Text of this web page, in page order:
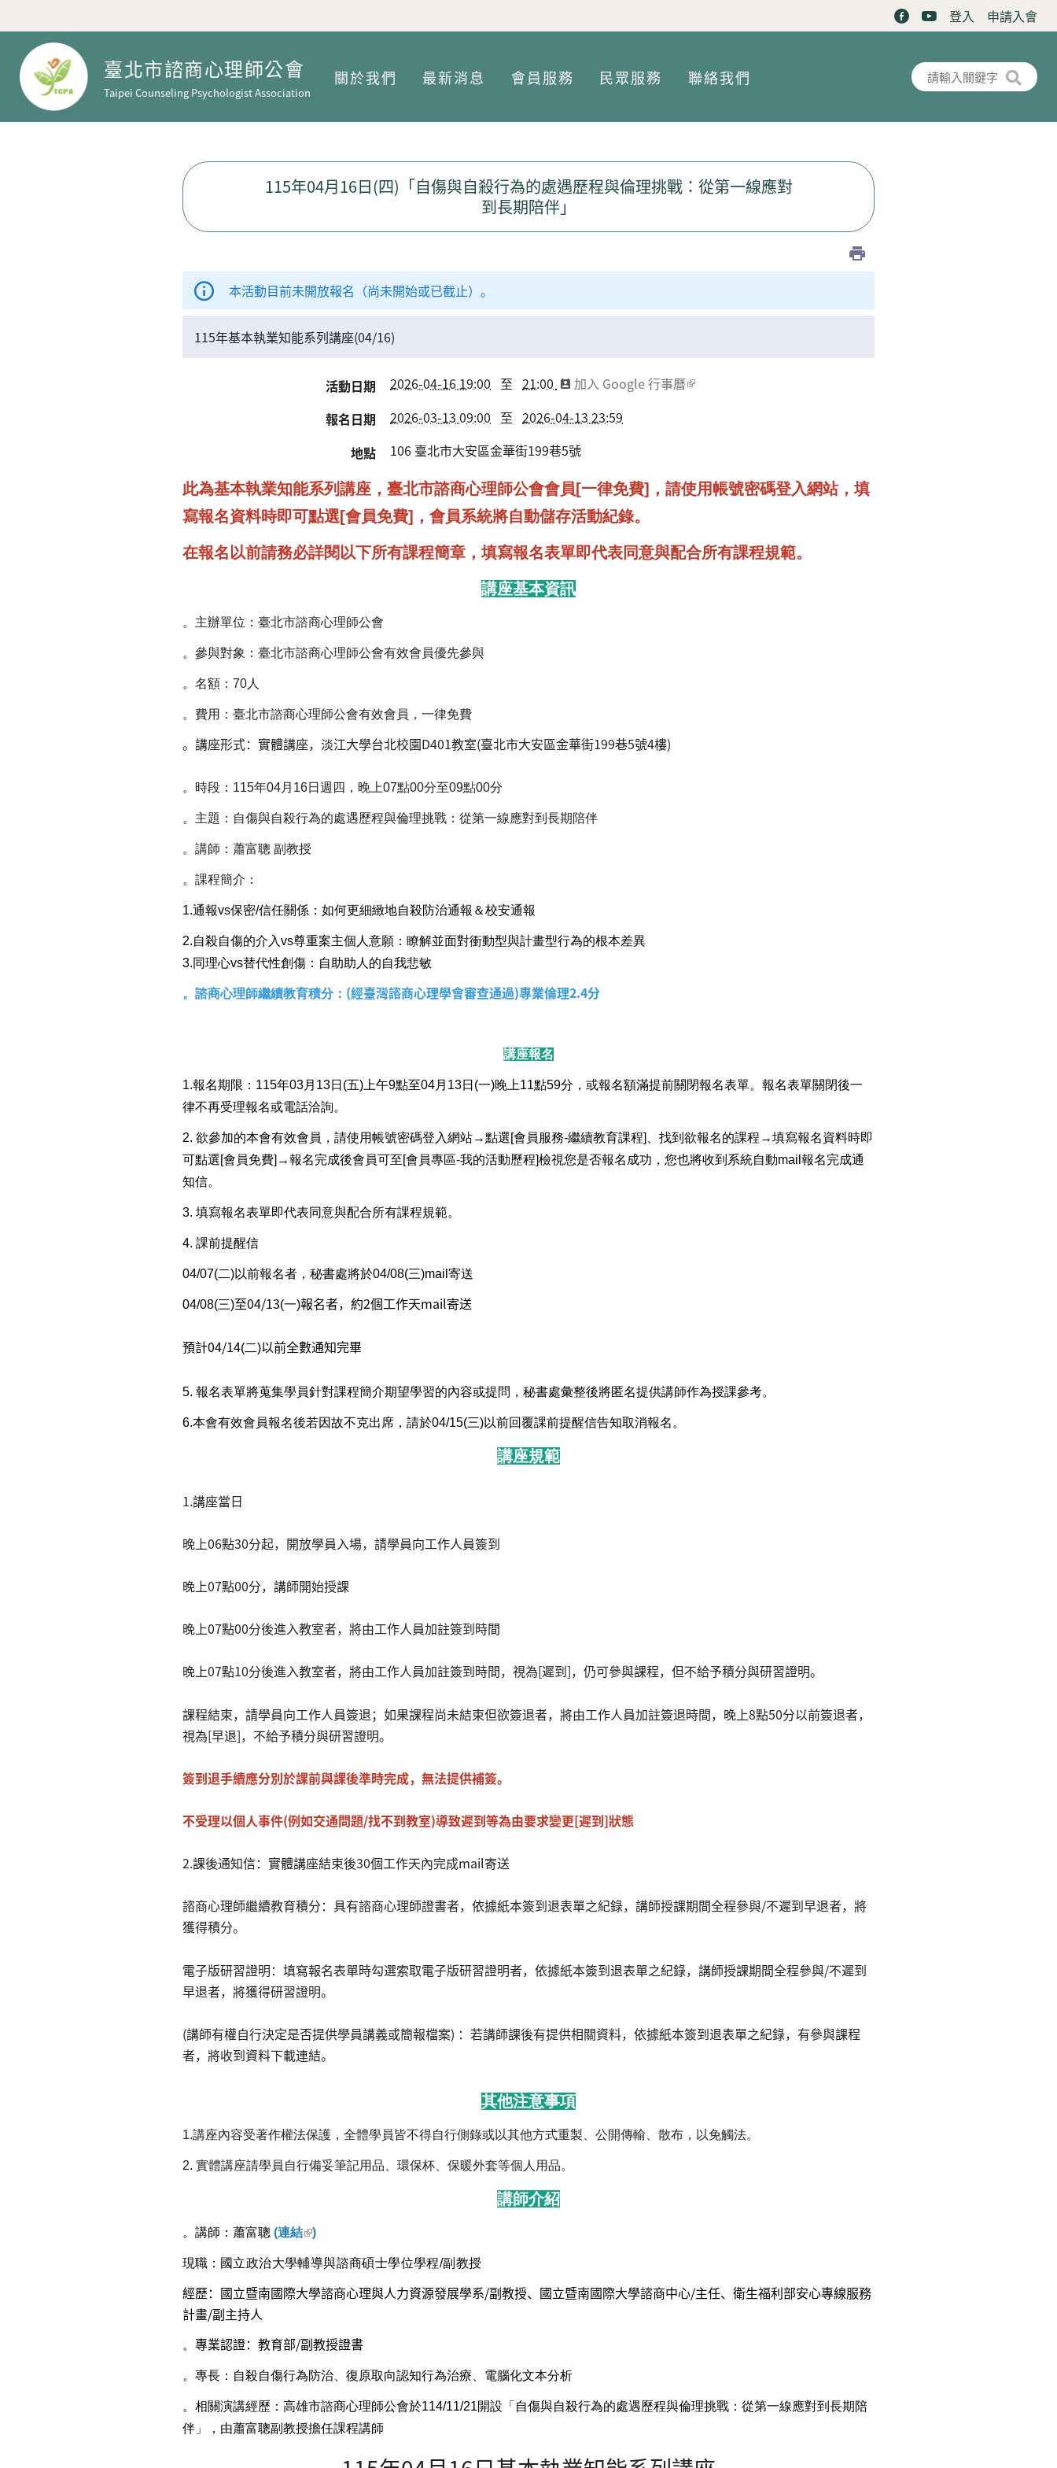
登入 申請入會
臺北市諮商心理師公會
Taipei Counseling Psychologist Association
關於我們 最新消息 會員服務 民眾服務 聯絡我們
搜尋表單
搜尋
115年04月16日(四)「自傷與自殺行為的處遇歷程與倫理挑戰：從第一線應對
到長期陪伴」
本活動目前未開放報名（尚未開始或已截止）。
115年基本執業知能系列講座(04/16)
活動日期 2026-04-16 19:00 至 21:00
加入 Google 行事曆
報名日期
2026-03-13 09:00 至 2026-04-13 23:59
地點
106 臺北市大安區金華街199巷5號
此為基本執業知能系列講座，臺北市諮商心理師公會會員[一律免費]，請使用帳號密碼登入網站，填
寫報名資料時即可點選[會員免費]，會員系統將自動儲存活動紀錄。
在報名以前請務必詳閱以下所有課程簡章，填寫報名表單即代表同意與配合所有課程規範。
講座基本資訊
。主辦單位：臺北市諮商心理師公會
。參與對象：臺北市諮商心理師公會有效會員優先參與
。名額：70人
。費用：臺北市諮商心理師公會有效會員，一律免費
。講座形式：實體講座，淡江大學台北校園D401教室(臺北市大安區金華街199巷5號4樓)
。時段：115年04月16日週四，晚上07點00分至09點00分
。主題：自傷與自殺行為的處遇歷程與倫理挑戰：從第一線應對到長期陪伴
。講師：蕭富聰 副教授
。課程簡介：
1.通報vs保密/信任關係：如何更細緻地自殺防治通報＆校安通報
2.自殺自傷的介入vs尊重案主個人意願：瞭解並面對衝動型與計畫型行為的根本差異
3.同理心vs替代性創傷：自助助人的自我悲敏
。諮商心理師繼續教育積分： (經臺灣諮商心理學會審查通過)專業倫理2.4分
講座報名
1.報名期限：115年03月13日(五)上午9點至04月13日(一)晚上11點59分，或報名額滿提前關閉報名表單。報名表單關閉後一
律不再受理報名或電話洽詢。
2. 欲參加的本會有效會員，請使用帳號密碼登入網站→點選[會員服務-繼續教育課程]、找到欲報名的課程→填寫報名資料時即
可點選[會員免費]→報名完成後會員可至[會員專區-我的活動歷程]檢視您是否報名成功，您也將收到系統自動mail報名完成通
知信。
3. 填寫報名表單即代表同意與配合所有課程規範。
4. 課前提醒信
04/07(二)以前報名者，秘書處將於04/08(三)mail寄送
04/08(三)至04/13(一)報名者，約2個工作天mail寄送
預計04/14(二)以前全數通知完畢
5. 報名表單將蒐集學員針對課程簡介期望學習的內容或提問，秘書處彙整後將匿名提供講師作為授課參考。
6.本會有效會員報名後若因故不克出席，請於04/15(三)以前回覆課前提醒信告知取消報名。
講座規範
1.講座當日
晚上06點30分起，開放學員入場，請學員向工作人員簽到
晚上07點00分，講師開始授課
晚上07點00分後進入教室者，將由工作人員加註簽到時間
晚上07點10分後進入教室者，將由工作人員加註簽到時間，視為[遲到]，仍可參與課程，但不給予積分與研習證明。
課程結束，請學員向工作人員簽退；如果課程尚未結束但欲簽退者，將由工作人員加註簽退時間，晚上8點50分以前簽退者，
視為[早退]，不給予積分與研習證明。
簽到退手續應分別於課前與課後準時完成，無法提供補簽。
不受理以個人事件(例如交通問題/找不到教室)導致遲到等為由要求變更[遲到]狀態
2.課後通知信：實體講座結束後30個工作天內完成mail寄送
諮商心理師繼續教育積分：具有諮商心理師證書者，依據紙本簽到退表單之紀錄，講師授課期間全程參與/不遲到早退者，將
獲得積分。
電子版研習證明：填寫報名表單時勾選索取電子版研習證明者，依據紙本簽到退表單之紀錄，講師授課期間全程參與/不遲到
早退者，將獲得研習證明。
(講師有權自行決定是否提供學員講義或簡報檔案) ：若講師課後有提供相關資料，依據紙本簽到退表單之紀錄，有參與課程
者，將收到資料下載連結。
其他注意事項
1.講座內容受著作權法保護，全體學員皆不得自行側錄或以其他方式重製、公開傳輸、散布，以免觸法。
2. 實體講座請學員自行備妥筆記用品、環保杯、保暖外套等個人用品。
講師介紹
。講師：蕭富聰 (連結 )
現職： 國立政治大學輔導與諮商碩士學位學程/副教授
經歷：國立暨南國際大學諮商心理與人力資源發展學系/副教授、國立暨南國際大學諮商中心/主任、衛生福利部安心專線服務
計畫/副主持人
。 專業認證：教育部/副教授證書
。專長：自殺自傷行為防治、復原取向認知行為治療、電腦化文本分析
。相關演講經歷：高雄市諮商心理師公會於114/11/21開設「自傷與自殺行為的處遇歷程與倫理挑戰：從第一線應對到長期陪
伴」，由蕭富聰副教授擔任課程講師